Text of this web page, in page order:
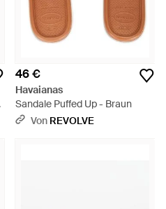
46 €
Havaianas
Sandale Puffed Up - Braun
Von REVOLVE